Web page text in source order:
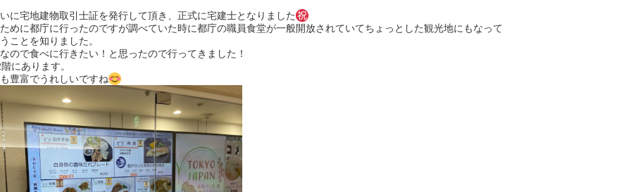
に宅地建物取引士証を発行して頂き、正式に宅建士となりました
めに都庁に行ったのですが調べていた時に都庁の職員食堂が一般開放されていてちょっとした観光地にもなって
ことを知りました。
ので食べに行きたい！と思ったので行ってきました！
にあります。
豊富でうれしいですね